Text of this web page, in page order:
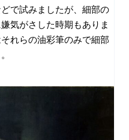
で試みましたが、細部の
気がさした時期もありま
れらの油彩筆のみで細部